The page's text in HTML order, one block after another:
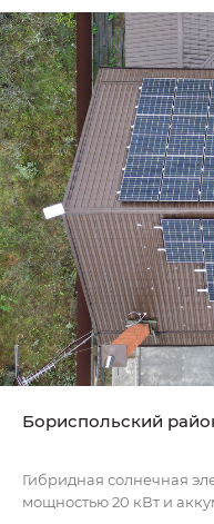
Бориспольский
Гибридная солнечная
мощностью 20 кВт и